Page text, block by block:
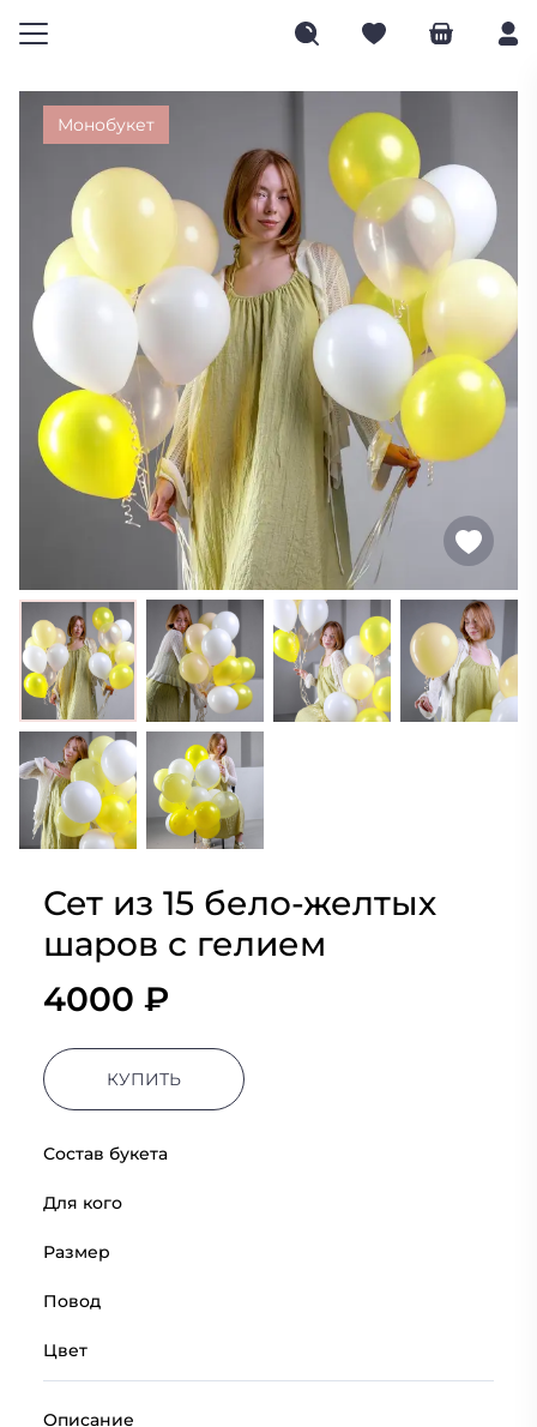
Монобукет
Сет из 15 бело-желтых
шаров с гелием
4000 ₽
КУПИТЬ
Состав букета
Для кого
Размер
Повод
Цвет
Описание